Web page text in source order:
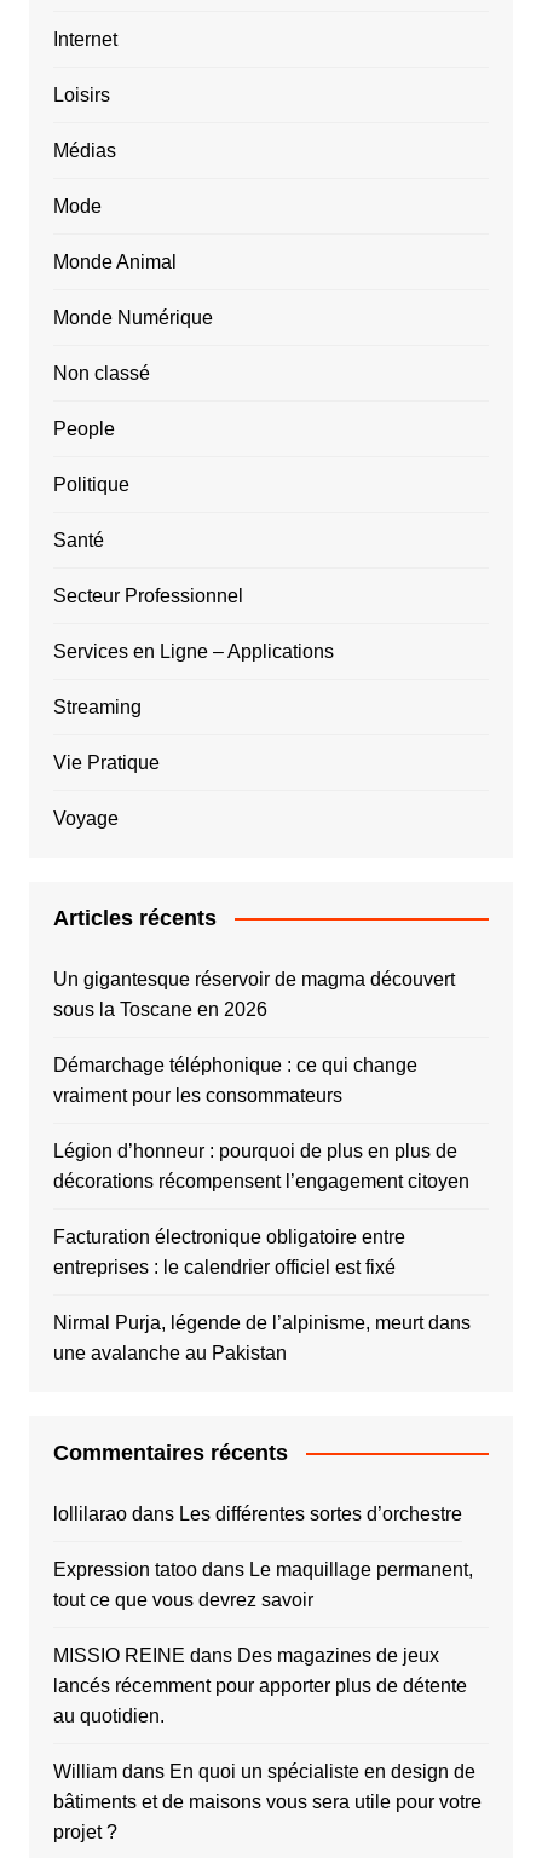
Internet
Loisirs
Médias
Mode
Monde Animal
Monde Numérique
Non classé
People
Politique
Santé
Secteur Professionnel
Services en Ligne – Applications
Streaming
Vie Pratique
Voyage
Articles récents
Un gigantesque réservoir de magma découvert
sous la Toscane en 2026
Démarchage téléphonique : ce qui change
vraiment pour les consommateurs
Légion d’honneur : pourquoi de plus en plus de
décorations récompensent l’engagement citoyen
Facturation électronique obligatoire entre
entreprises : le calendrier officiel est fixé
Nirmal Purja, légende de l’alpinisme, meurt dans
une avalanche au Pakistan
Commentaires récents
lollilaraodans Les différentes sortes d’orchestre
Expression tatoodans Le maquillage permanent,
tout ce que vous devrez savoir
MISSIO REINE dans Des magazines de jeux
lancés récemment pour apporter plus de détente
au quotidien.
Williamdans En quoi un spécialiste en design de
bâtiments et de maisons vous sera utile pour votre
projet ?